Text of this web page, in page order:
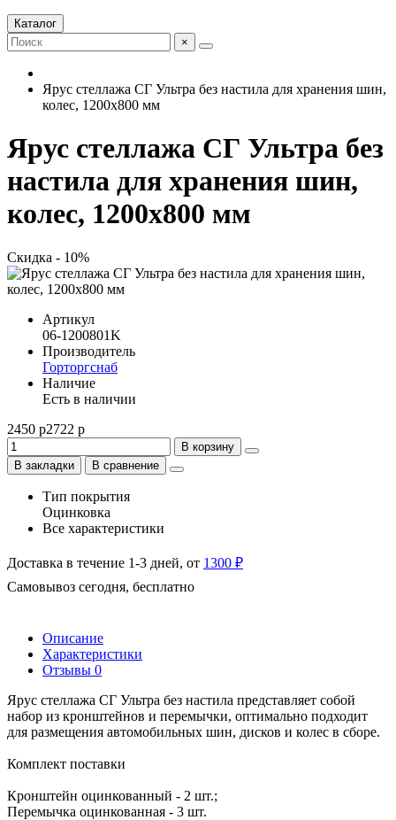
Каталог
×
Ярус стеллажа СГ Ультра без настила для хранения шин,
колес, 1200x800 мм
Ярус стеллажа СГ Ультра без
настила для хранения шин,
колес, 1200x800 мм
Скидка - 10%
Артикул
06-1200801K
Производитель
Горторгснаб
Наличие
Есть в наличии
2450 р2722 р
В корзину
В закладки
В сравнение
Тип покрытия
Оцинковка
Все характеристики
Доставка в течение 1-3 дней, от 1300 ₽
Самовывоз сегодня, бесплатно
Описание
Характеристики
Отзывы 0
Ярус стеллажа СГ Ультра без настила представляет собой
набор из кронштейнов и перемычки, оптимально подходит
для размещения автомобильных шин, дисков и колес в сборе.
Комплект поставки
Кронштейн оцинкованный - 2 шт.;
Перемычка оцинкованная - 3 шт.